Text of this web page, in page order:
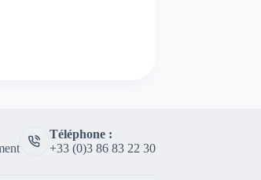
Téléphone :
+33 (0)3 86 83 22 30